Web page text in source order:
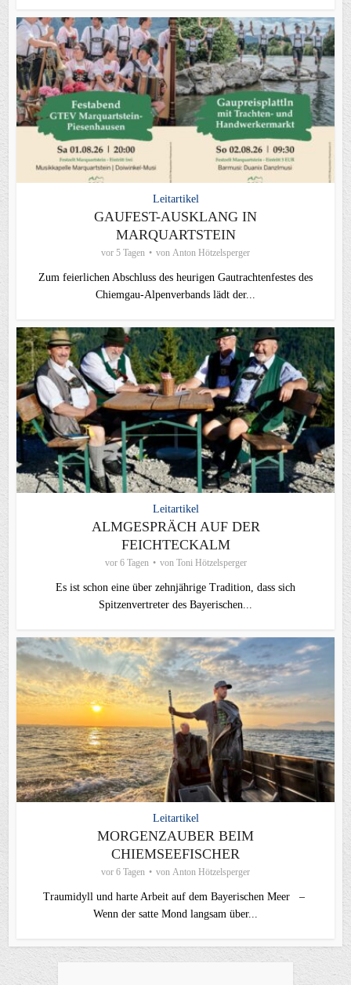
Leitartikel
GAUFEST-AUSKLANG IN
MARQUARTSTEIN
vor 5 Tagen von Anton Hötzelsperger
Zum feierlichen Abschluss des heurigen Gautrachtenfestes des
Chiemgau‑Alpenverbands lädt der...
Leitartikel
ALMGESPRÄCH AUF DER
FEICHTECKALM
vor 6 Tagen von Toni Hötzelsperger
Es ist schon eine über zehnjährige Tradition, dass sich
Spitzenvertreter des Bayerischen...
Leitartikel
MORGENZAUBER BEIM
CHIEMSEEFISCHER
vor 6 Tagen von Anton Hötzelsperger
Traumidyll und harte Arbeit auf dem Bayerischen Meer –
Wenn der satte Mond langsam über...